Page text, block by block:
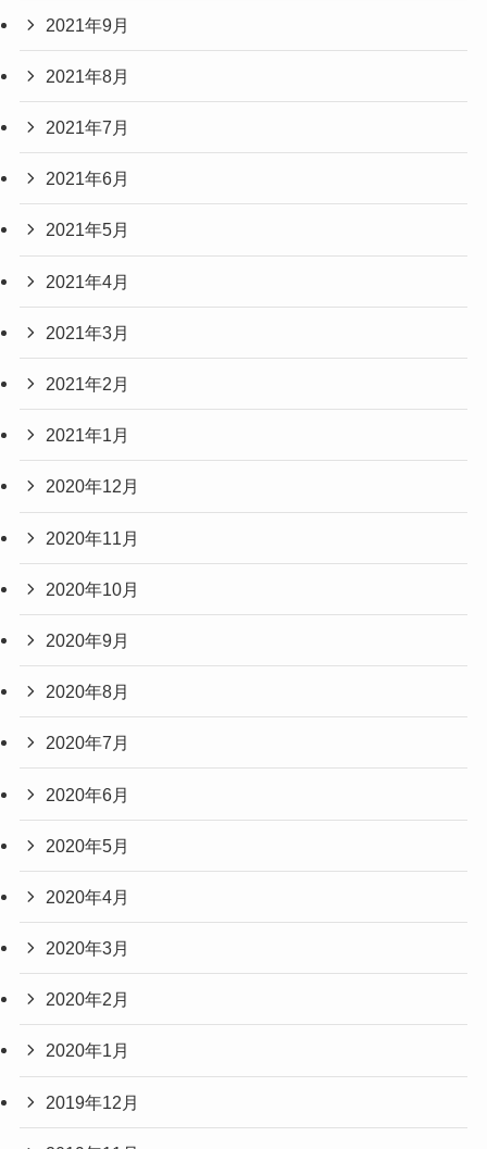
2021年9月
2021年8月
2021年7月
2021年6月
2021年5月
2021年4月
2021年3月
2021年2月
2021年1月
2020年12月
2020年11月
2020年10月
2020年9月
2020年8月
2020年7月
2020年6月
2020年5月
2020年4月
2020年3月
2020年2月
2020年1月
2019年12月